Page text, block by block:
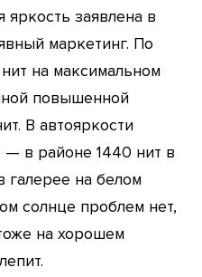
яркость заявлена в
маркетинг. По
на максимальном
повышенной
В автояркости
в районе 1440 нит в
галерее на белом
солнце проблем нет,
на хорошем